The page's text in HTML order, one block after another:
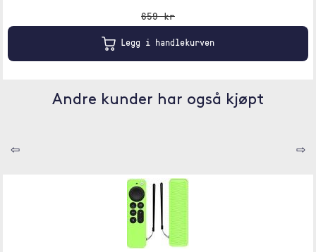
659 kr
Legg i handlekurven
Andre kunder har også kjøpt
⇦ ⇨